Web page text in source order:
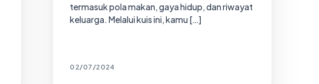
termasuk pola makan, gaya hidup, dan riwayat
keluarga. Melalui kuis ini, kamu […]
02/07/2024